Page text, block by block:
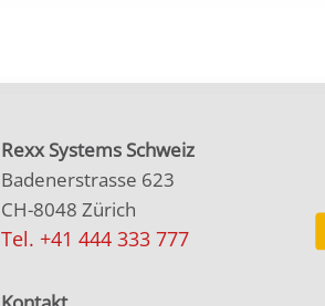
Rexx Systems Schweiz
Badenerstrasse 623
CH-8048 Zürich
Tel. +41 444 333 777